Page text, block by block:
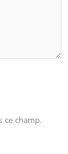
ce champ.